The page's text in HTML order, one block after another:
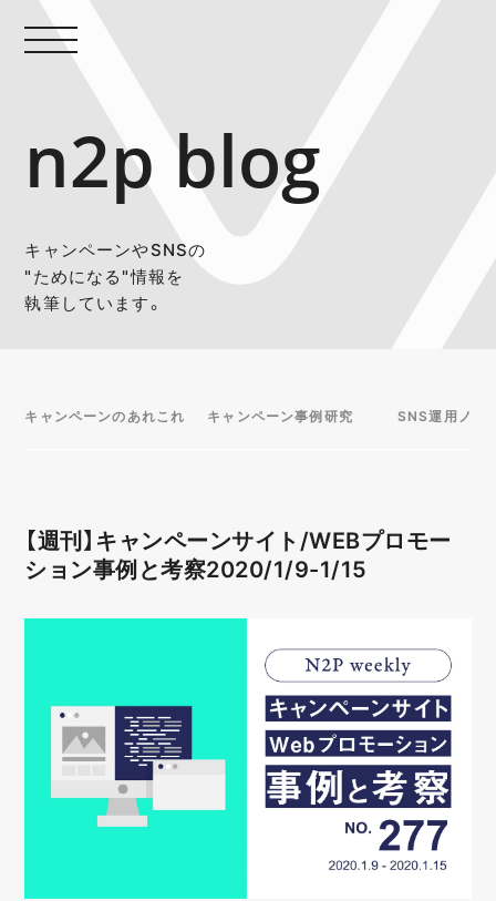
n2p blog
キャンペーンやSNSの
"ためになる"情報を
執筆しています。
キャンペーンのあれこれ キャンペーン事例研究 SNS運用ノウ
【週刊】キャンペーンサイト/WEBプロモー
ション事例と考察2020/1/9-1/15